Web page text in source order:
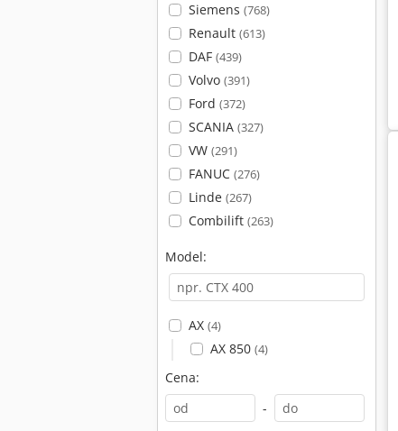
Siemens (768)
Renault (613)
DAF (439)
Volvo (391)
Ford (372)
SCANIA (327)
VW (291)
FANUC (276)
Linde (267)
Combilift (263)
Model:
AX (4)
AX 850 (4)
Cena:
-